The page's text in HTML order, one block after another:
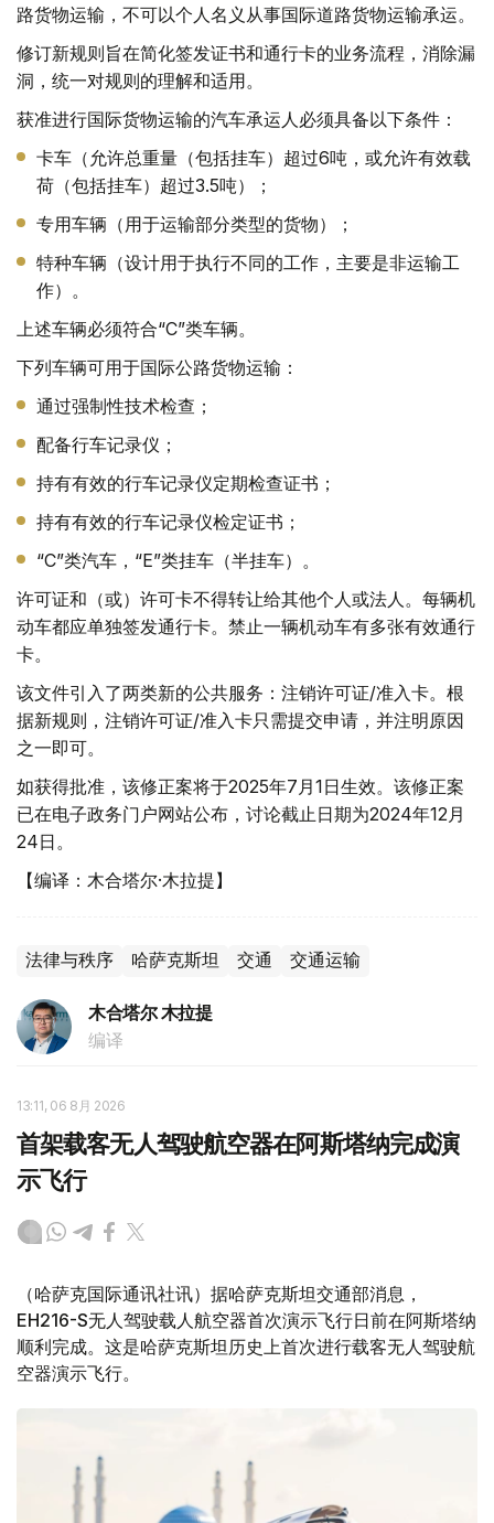
路货物运输，不可以个人名义从事国际道路货物运输承运。
修订新规则旨在简化签发证书和通行卡的业务流程，消除漏
洞，统一对规则的理解和适用。
获准进行国际货物运输的汽车承运人必须具备以下条件：
卡车（允许总重量（包括挂车）超过6吨，或允许有效载
荷（包括挂车）超过3.5吨）；
专用车辆（用于运输部分类型的货物）；
特种车辆（设计用于执行不同的工作，主要是非运输工
作）。
上述车辆必须符合“C”类车辆。
下列车辆可用于国际公路货物运输：
通过强制性技术检查；
配备行车记录仪；
持有有效的行车记录仪定期检查证书；
持有有效的行车记录仪检定证书；
“C”类汽车，“E”类挂车（半挂车）。
许可证和（或）许可卡不得转让给其他个人或法人。每辆机
动车都应单独签发通行卡。禁止一辆机动车有多张有效通行
卡。
该文件引入了两类新的公共服务：注销许可证/准入卡。根
据新规则，注销许可证/准入卡只需提交申请，并注明原因
之一即可。
如获得批准，该修正案将于2025年7月1日生效。该修正案
已在电子政务门户网站公布，讨论截止日期为2024年12月
24日。
【编译：木合塔尔·木拉提】
法律与秩序 哈萨克斯坦 交通 交通运输
木合塔尔 木拉提
编译
13:11, 06 8月 2026
首架载客无人驾驶航空器在阿斯塔纳完成演
示飞行
（哈萨克国际通讯社讯）据哈萨克斯坦交通部消息，
EH216-S无人驾驶载人航空器首次演示飞行日前在阿斯塔纳
顺利完成。这是哈萨克斯坦历史上首次进行载客无人驾驶航
空器演示飞行。